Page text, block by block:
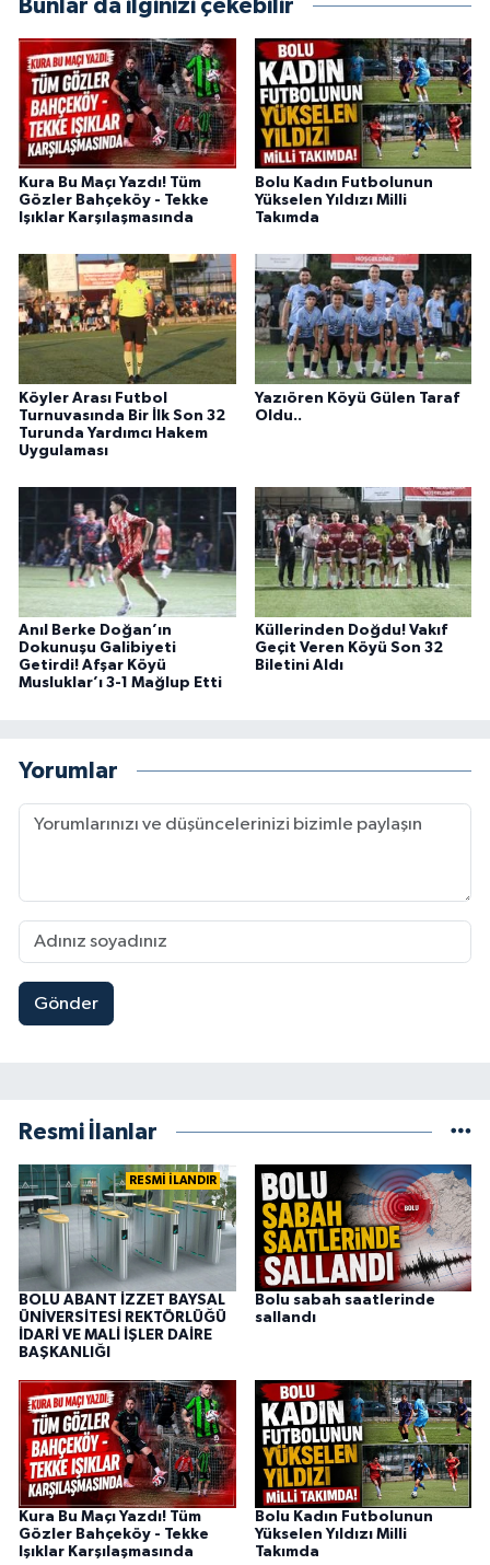
Bunlar da ilginizi çekebilir
Kura Bu Maçı Yazdı! Tüm
Gözler Bahçeköy - Tekke
Işıklar Karşılaşmasında
Bolu Kadın Futbolunun
Yükselen Yıldızı Milli
Takımda
Köyler Arası Futbol
Turnuvasında Bir İlk Son 32
Turunda Yardımcı Hakem
Uygulaması
Yazıören Köyü Gülen Taraf
Oldu..
Anıl Berke Doğan’ın
Dokunuşu Galibiyeti
Getirdi! Afşar Köyü
Musluklar’ı 3-1 Mağlup Etti
Küllerinden Doğdu! Vakıf
Geçit Veren Köyü Son 32
Biletini Aldı
Yorumlar
Gönder
Resmi İlanlar
RESMİ İLANDIR
BOLU ABANT İZZET BAYSAL
ÜNİVERSİTESİ REKTÖRLÜĞÜ
İDARİ VE MALİ İŞLER DAİRE
BAŞKANLIĞI
Bolu sabah saatlerinde
sallandı
Kura Bu Maçı Yazdı! Tüm
Gözler Bahçeköy - Tekke
Işıklar Karşılaşmasında
Bolu Kadın Futbolunun
Yükselen Yıldızı Milli
Takımda